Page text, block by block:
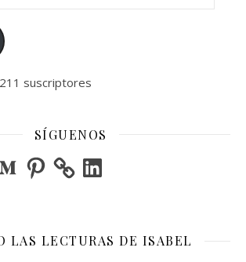
suscriptores
SÍGUENOS
MediumPinterest LinkedIn
LAS LECTURAS DE ISABEL